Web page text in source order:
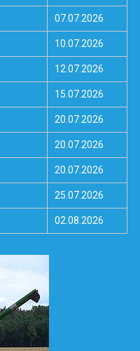
07.07.2026
10.07.2026
12.07.2026
15.07.2026
20.07.2026
20.07.2026
20.07.2026
25.07.2026
02.08.2026